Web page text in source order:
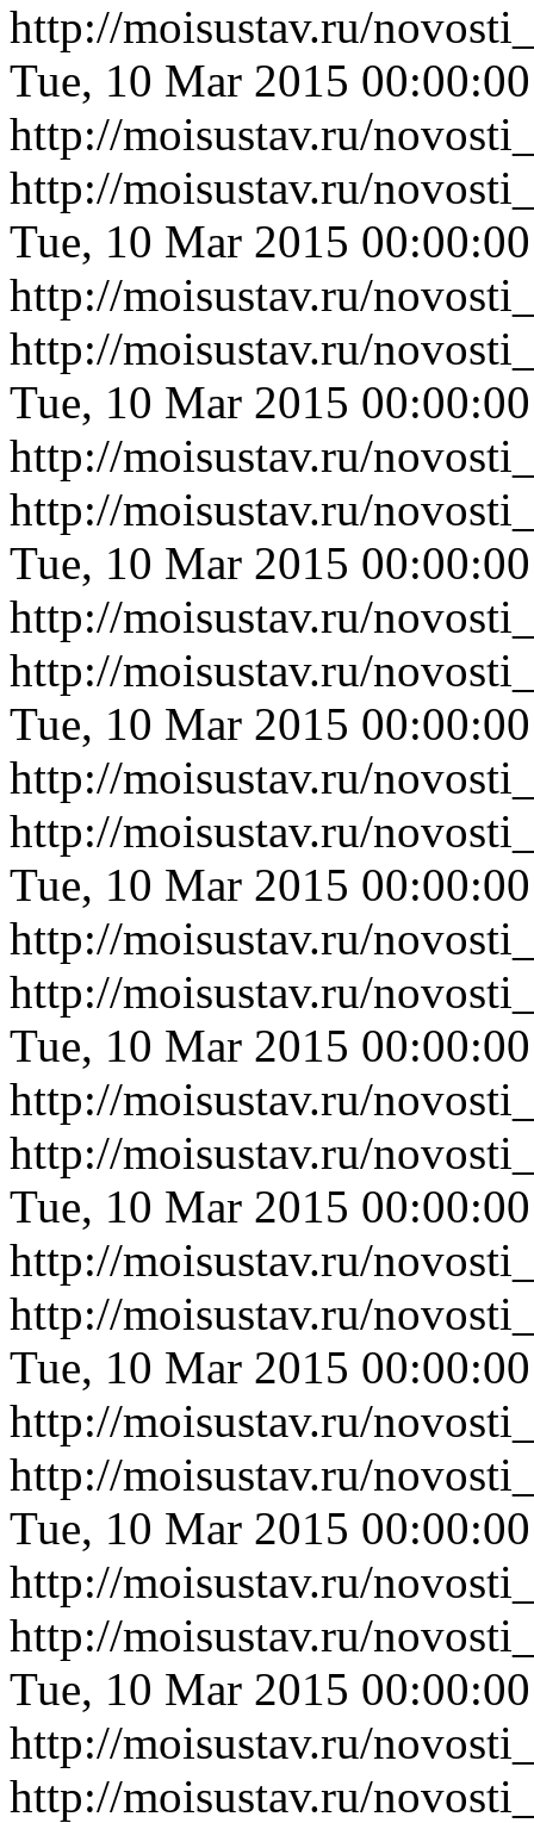
http://moisustav.ru/
Tue, 10 Mar 2015
http://moisustav.ru/
http://moisustav.ru/
Tue, 10 Mar 2015
http://moisustav.ru/
http://moisustav.ru/
Tue, 10 Mar 2015
http://moisustav.ru/
http://moisustav.ru/
Tue, 10 Mar 2015
http://moisustav.ru/
http://moisustav.ru/
Tue, 10 Mar 2015
http://moisustav.ru/
http://moisustav.ru/
Tue, 10 Mar 2015
http://moisustav.ru/
http://moisustav.ru/
Tue, 10 Mar 2015
http://moisustav.ru/
http://moisustav.ru/
Tue, 10 Mar 2015
http://moisustav.ru/
http://moisustav.ru/
Tue, 10 Mar 2015
http://moisustav.ru/
http://moisustav.ru/
Tue, 10 Mar 2015
http://moisustav.ru/
http://moisustav.ru/
Tue, 10 Mar 2015
http://moisustav.ru/
http://moisustav.ru/